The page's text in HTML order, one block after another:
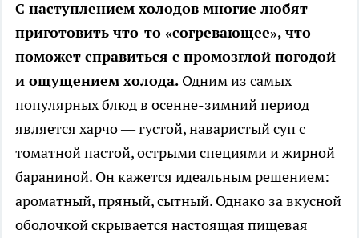
С наступлением холодов многие любят
приготовить что-то «согревающее», что
поможет справиться с промозглой погодой
и ощущением холода. Одним из самых
популярных блюд в осенне-зимний период
является харчо — густой, наваристый суп с
томатной пастой, острыми специями и жирной
бараниной. Он кажется идеальным решением:
ароматный, пряный, сытный. Однако за вкусной
оболочкой скрывается настоящая пищевая